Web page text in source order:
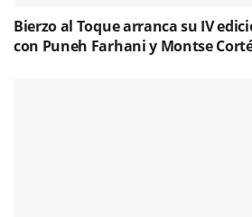
Bierzo al Toque arranca su IV
con Puneh Farhani y Montse